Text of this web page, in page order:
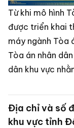
Từ khi mô hình
được triển khai
máy ngành Tòa
Tòa án nhân
dân khu vực
dân khi tiếp cận
Địa chỉ và số
khu vực tỉnh